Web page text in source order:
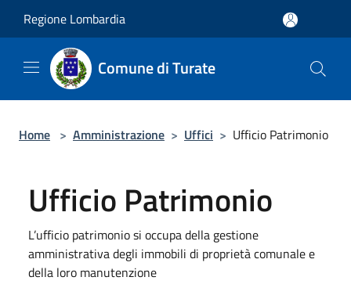
Regione Lombardia
Comune di Turate
Home > Amministrazione > Uffici > Ufficio Patrimonio
Ufficio Patrimonio
L’ufficio patrimonio si occupa della gestione
amministrativa degli immobili di proprietà comunale e
della loro manutenzione